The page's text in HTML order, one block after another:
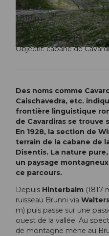
© Sanna Laurén, Verein Urner Wanderwege |
© Sanna Laurén, Verein Urner Wanderwege |
CC-BY
830 m
1
1.818 m
830 m
Départ: Hinterbalm
Objectif: cabane de
Des noms comme
Caischavedra, etc.
frontière linguistique
de Cavardiras se trouve
En 1928, la section de
terrain de la cabane de
Disentis. La nature
un paysage
ce parcours.
Depuis Hinterbalm (1817
ruisseau Brunni via
m) puis passe sur une
ouest de la vallée. Au
de montagne mène au